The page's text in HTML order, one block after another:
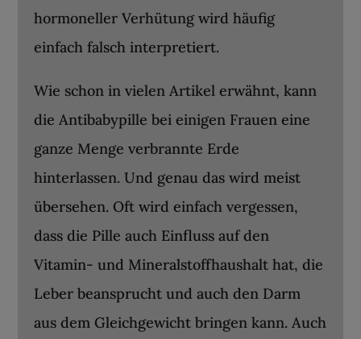
hormoneller Verhütung wird häufig
einfach falsch interpretiert.
Wie schon in vielen Artikel erwähnt, kann
die Antibabypille bei einigen Frauen eine
ganze Menge verbrannte Erde
hinterlassen. Und genau das wird meist
übersehen. Oft wird einfach vergessen,
dass die Pille auch Einfluss auf den
Vitamin- und Mineralstoffhaushalt hat, die
Leber beansprucht und auch den Darm
aus dem Gleichgewicht bringen kann. Auch